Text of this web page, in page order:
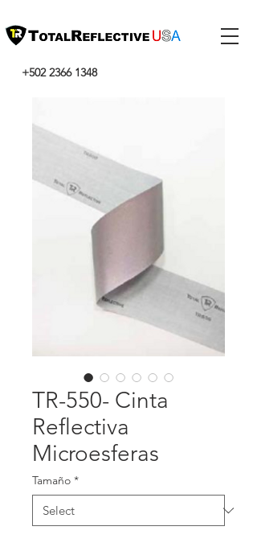
+502 2366 1348
TR-550- Cinta
Reflectiva
Microesferas
Tamaño *